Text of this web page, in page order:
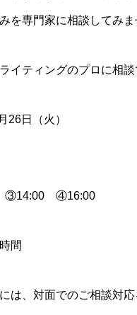
を専門家に相談してみ
ライティングのプロに相
26日（火）
④16:00
間
は、対面でのご相談対応